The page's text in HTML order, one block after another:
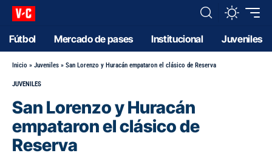
Fútbol Mercado de pases Institucional Juveniles
Inicio » Juveniles » San Lorenzo y Huracán empataron el clásico de Reserva
JUVENILES
San Lorenzo y Huracán
empataron el clásico de
Reserva